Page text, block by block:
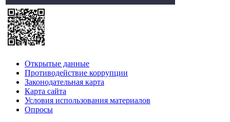
Открытые данные
Противодействие коррупции
Законодательная карта
Карта сайта
Условия использования материалов
Опросы